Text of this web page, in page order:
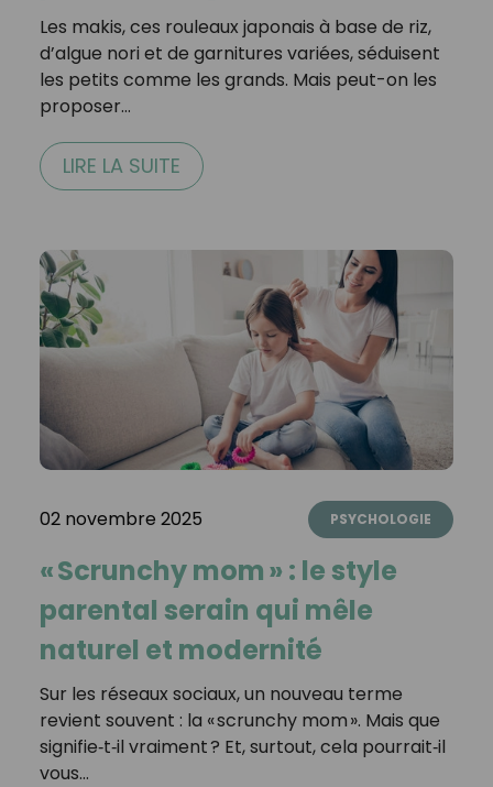
Les makis, ces rouleaux japonais à base de riz,
d’algue nori et de garnitures variées, séduisent
les petits comme les grands. Mais peut-on les
proposer…
LIRE LA SUITE
02 novembre 2025 PSYCHOLOGIE
« Scrunchy mom » : le style
parental serain qui mêle
naturel et modernité
Sur les réseaux sociaux, un nouveau terme
revient souvent : la « scrunchy mom ». Mais que
signifie‑t‑il vraiment ? Et, surtout, cela pourrait‑il
vous…